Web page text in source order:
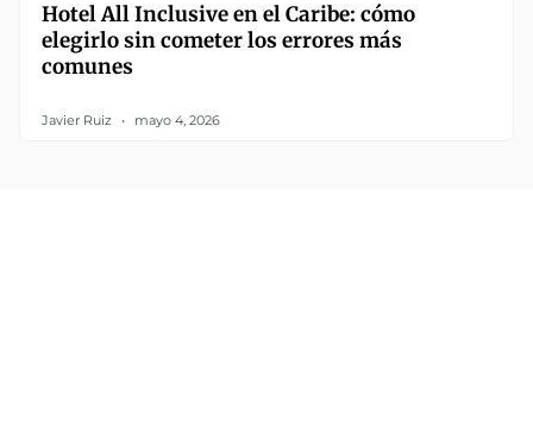
Hotel All Inclusive en el Caribe: cómo
elegirlo sin cometer los errores más
comunes
Javier Ruiz mayo 4, 2026